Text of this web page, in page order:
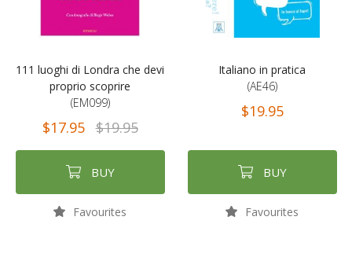
111 luoghi di Londra che devi
proprio scoprire
(EM099)
$17.95 $19.95
BUY
Favourites
Italiano in pratica
(AE46)
$19.95
BUY
Favourites